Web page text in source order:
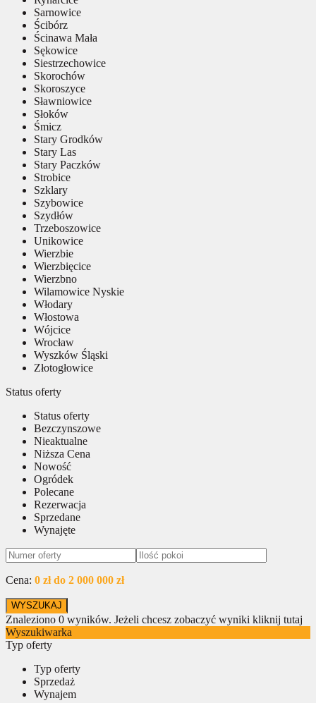
Sarnowice
Ścibórz
Ścinawa Mała
Sękowice
Siestrzechowice
Skorochów
Skoroszyce
Sławniowice
Słoków
Śmicz
Stary Grodków
Stary Las
Stary Paczków
Strobice
Szklary
Szybowice
Szydłów
Trzeboszowice
Unikowice
Wierzbie
Wierzbięcice
Wierzbno
Wilamowice Nyskie
Włodary
Włostowa
Wójcice
Wrocław
Wyszków Śląski
Złotogłowice
Status oferty
Status oferty
Bezczynszowe
Nieaktualne
Niższa Cena
Nowość
Ogródek
Polecane
Rezerwacja
Sprzedane
Wynajęte
Cena: 0 zł do 2 000 000 zł
Znaleziono 0 wyników. Jeżeli chcesz zobaczyć wyniki kliknij tutaj
Wyszukiwarka
Typ oferty
Typ oferty
Sprzedaż
Wynajem